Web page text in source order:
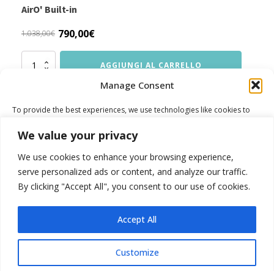
We value your privacy
We use cookies to enhance your browsing experience,
serve personalized ads or content, and analyze our traffic.
By clicking "Accept All", you consent to our use of cookies.
Customize
Accept All
Manage Consent
To provide the best experiences, we use technologies like cookies to
technologies will allow us to process data such as browsing behavior or
unique IDs on this site. Not consenting or withdrawing consent, may
adversely affect certain features and functions.
Gestisci servizi
Deny
View preferences
AirO' Built-in
1.038,00€
Il
originale
era:
790,00€
Il
attuale
è: AirO'
AGGIUNGI AL CARRELLO
Verifica la qualità dell'aria dove vivi